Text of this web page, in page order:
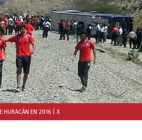
HURACÁN EN 2016 | X